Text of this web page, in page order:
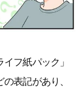
フ紙パック」
表記があり、